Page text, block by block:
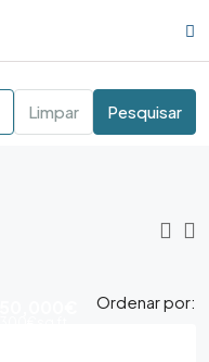
Limpar Pesquisar
Ordenar por: